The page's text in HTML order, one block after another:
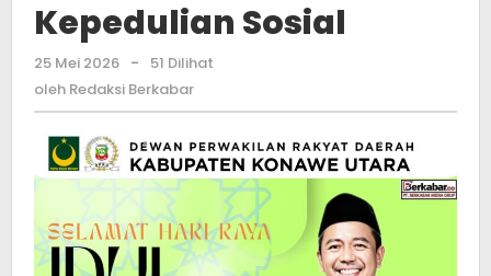
Sosial
Kepedulian Sosial
25 Mei 2026 oleh
Redaksi
-
51 Dilihat
oleh Redaksi Berkabar